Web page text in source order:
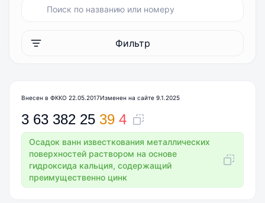
Фильтр
3 63 382 25 39 4
Внесен в ФККО 22.05.2017Изменен на сайте 9.1.2025
Осадок ванн известкования металлических
поверхностей раствором на основе
гидроксида кальция, содержащий
преимущественно цинк